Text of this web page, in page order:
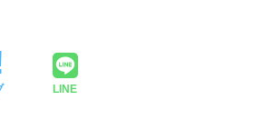
LINE